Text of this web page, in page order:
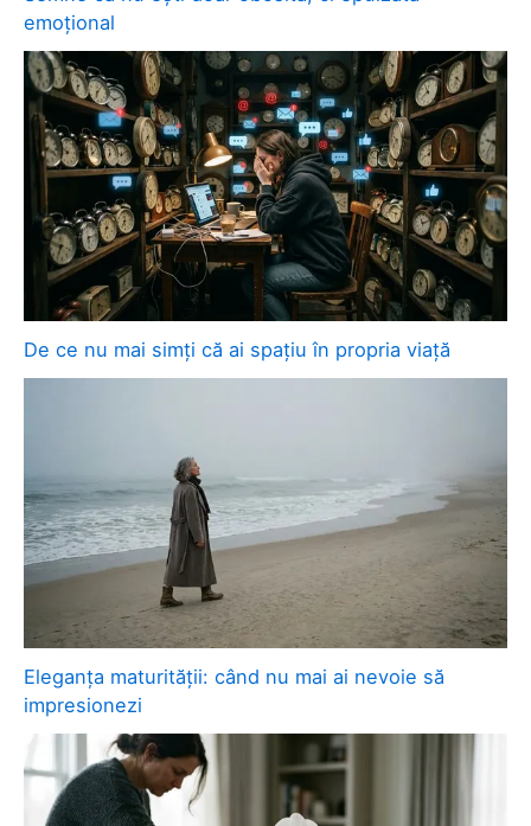
emoțional
De ce nu mai simți că ai spațiu în propria viață
Eleganța maturității: când nu mai ai nevoie să
impresionezi